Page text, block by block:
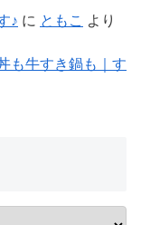
♪ に ともこ より
も牛すき鍋も｜す